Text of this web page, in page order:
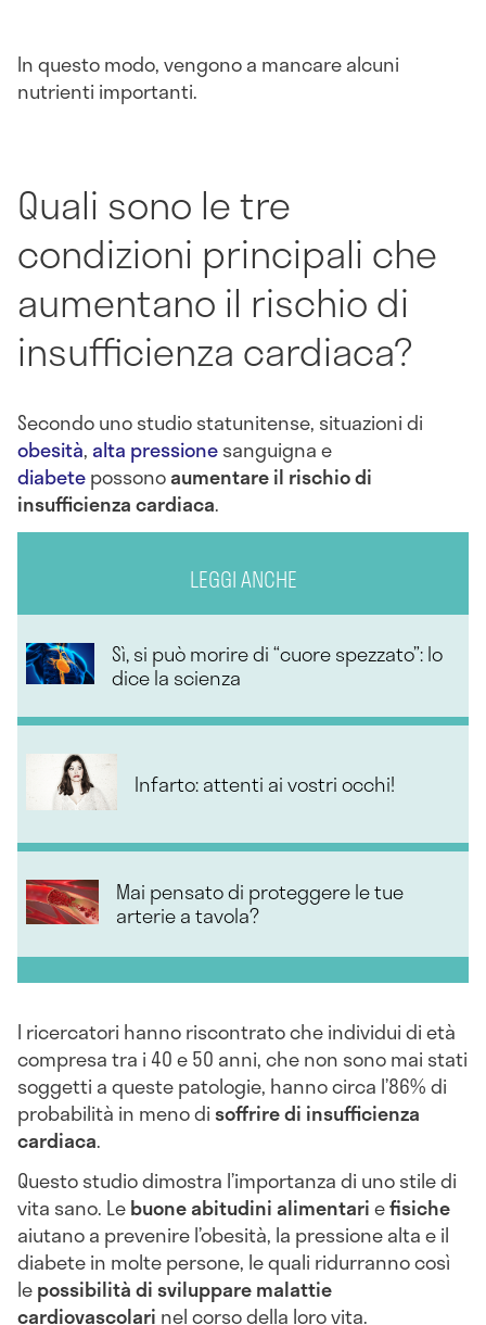
In questo modo, vengono a mancare alcuni
nutrienti importanti.
Quali sono le tre
condizioni principali che
aumentano il rischio di
insufficienza cardiaca?
Secondo uno studio statunitense, situazioni di
obesità, alta pressionesanguigna e
diabetepossonoaumentare il rischio di
insufficienza cardiaca.
LEGGI ANCHE
Sì, si può morire di “cuore spezzato”: lo
dice la scienza
Infarto: attenti ai vostri occhi!
Mai pensato di proteggere le tue
arterie a tavola?
I ricercatori hanno riscontrato che individui di età
compresa tra i 40 e 50 anni, che non sono mai stati
soggetti a queste patologie, hanno circa l’86% di
probabilità in meno disoffrire di insufficienza
cardiaca.
Questo studio dimostra l’importanza di uno stile di
vita sano. Lebuone abitudini alimentariefisiche
aiutano a prevenire l’obesità, la pressione alta e il
diabete in molte persone, le quali ridurranno così
lepossibilità di sviluppare malattie
cardiovascolari nel corso della loro vita.